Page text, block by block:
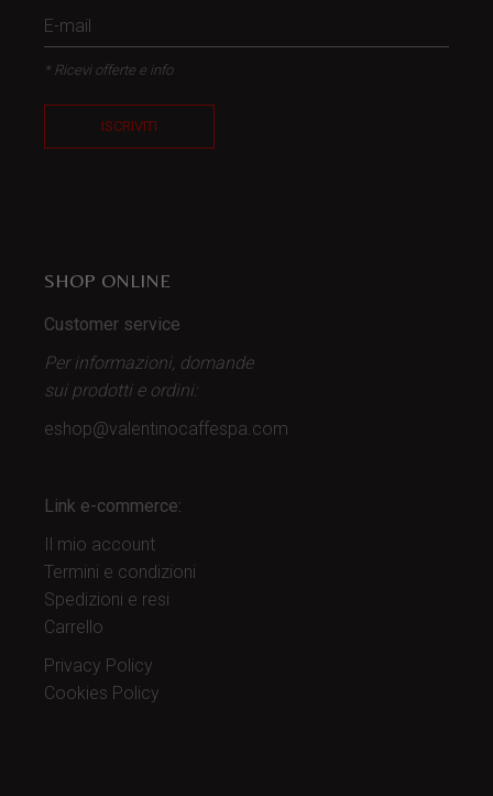
* Ricevi offerte e info
ISCRIVITI
SHOP ONLINE
Customer service
Per informazioni, domande
sui prodotti e ordini:
eshop@valentinocaffespa.com
Link e-commerce:
Il mio account
Termini e condizioni
Spedizioni e resi
Carrello
Privacy Policy
Cookies Policy